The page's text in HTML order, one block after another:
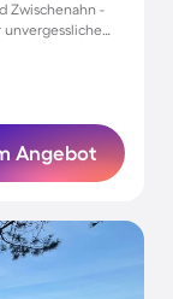
Zwischenahn -
Angebot